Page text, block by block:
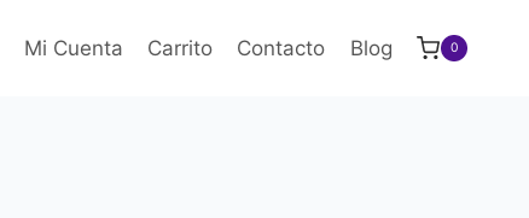
Mi Cuenta Carrito Contacto Blog 0